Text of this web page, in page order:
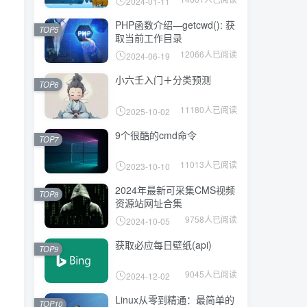
PHP函数介绍—getcwd(): 获
取当前工作目录
2024-06-19 12066人已阅读
TOP5
小六壬入门＋分类预测
2025-10-02 11180人已阅读
TOP6
9个很酷的cmd命令
2023-10-10 11013人已阅读
TOP7
2024年最新可采集CMS视频
资源站网址合集
2024-10-05 9758人已阅读
TOP8
获取必应每日壁纸(api)
2024-12-02 9045人已阅读
TOP9
Linux从零到精通：最简单的
TOP10